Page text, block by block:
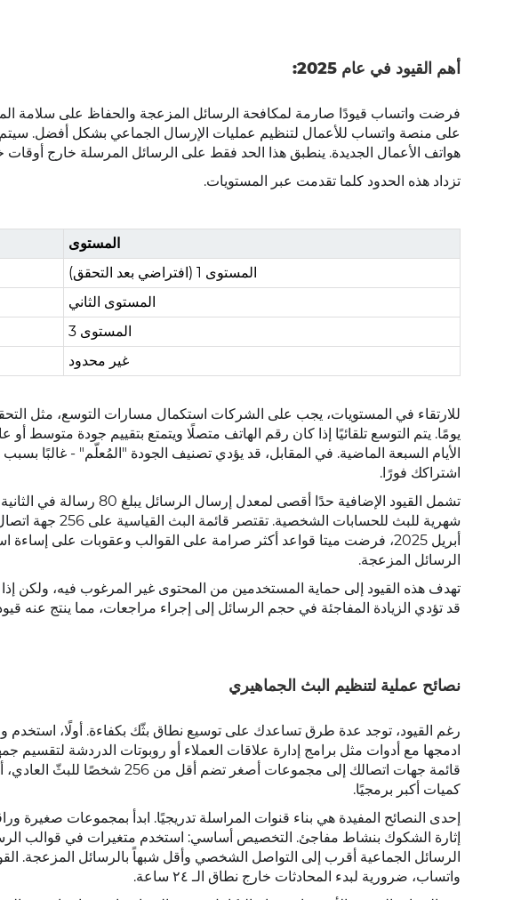
أهم القيود في عام 2025:
هواتف الأعمال الجديدة. ينطبق هذا الحد فقط على الرسائل المرسلة خارج أوقات
تزداد هذه الحدود كلما تقدمت عبر المستويات.
المستوى
المستوى 1 (افتراضي بعد التحقق)
المستوى الثاني
المستوى 3
غير محدود
يومًا. يتم التوسع تلقائيًا إذا كان رقم الهاتف متصلًا ويتمتع بتقييم جودة متوسط
الأيام السبعة الماضية. في المقابل، قد يؤدي تصنيف الجودة "المُعلّم" - غالبًا
اشتراكك فورًا.
تشمل القيود الإضافية حدًا
شهرية للبث
أبريل 2025، فرضت ميتا قواعد أكثر صرامة على القوالب وعقوبات على
الرسائل المزعجة.
تهدف هذه القيود إلى حماية المستخدمين من المحتوى غير المرغوب فيه، ولكن
قد تؤدي الزيادة المفاجئة في حجم الرسائل إلى إجراء مراجعات، مما ينتج عنه
نصائح عملية لتنظيم البث الجماهيري
رغم القيود، توجد عدة طرق تساعدك على توسيع نطاق بثّك بكفاءة. أولًا، استخدم
ادمجها مع أدوات مثل برامج إدارة علاقات العملاء أو روبوتات الدردشة
قائمة جهات اتصالك إلى مجموعات
كميات أكبر برمجيًا.
إحدى النصائح المفيدة هي بناء قنوات المراسلة تدريجيًا. ابدأ بمجموعات صغيرة
إثارة الشكوك بنشاط مفاجئ. التخصيص أساسي: استخدم متغيرات في قوالب
الرسائل الجماعية أقرب إلى التواصل الشخصي وأقل شبهاً بالرسائل المزعجة.
واتساب، ضرورية لبدء المحادثات خارج نطاق الـ ٢٤ ساعة.